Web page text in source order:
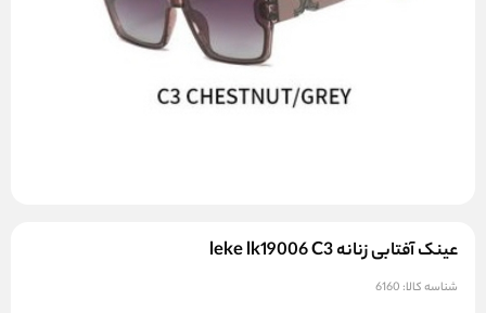
عینک آفتابی زنانه leke lk19006 C3
شناسه کالا: 6160